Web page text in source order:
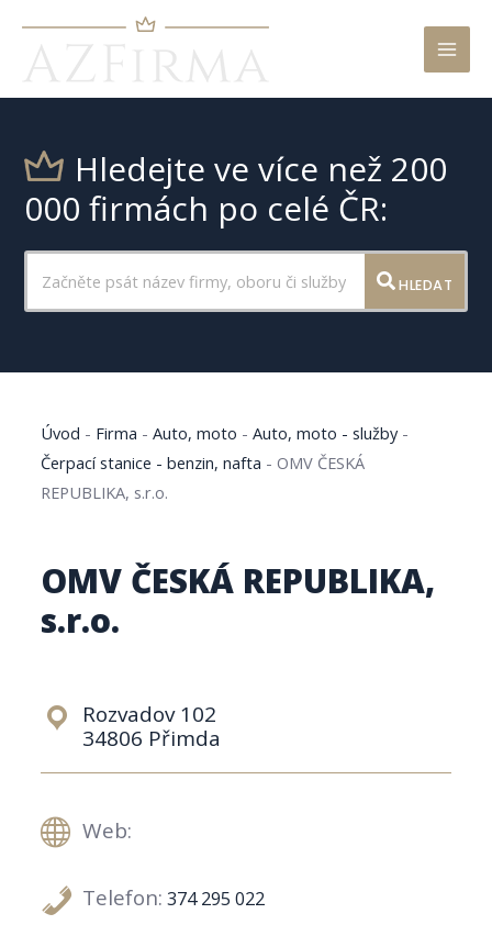
Hledejte ve více než 200
000 firmách po celé ČR:
HLEDAT
Úvod - Firma -Auto, moto -Auto, moto - služby-
Čerpací stanice - benzin, nafta -OMV ČESKÁ
REPUBLIKA, s.r.o.
OMV ČESKÁ REPUBLIKA,
s.r.o.
Rozvadov 102
34806 Přimda
Web:
Telefon: 374 295 022